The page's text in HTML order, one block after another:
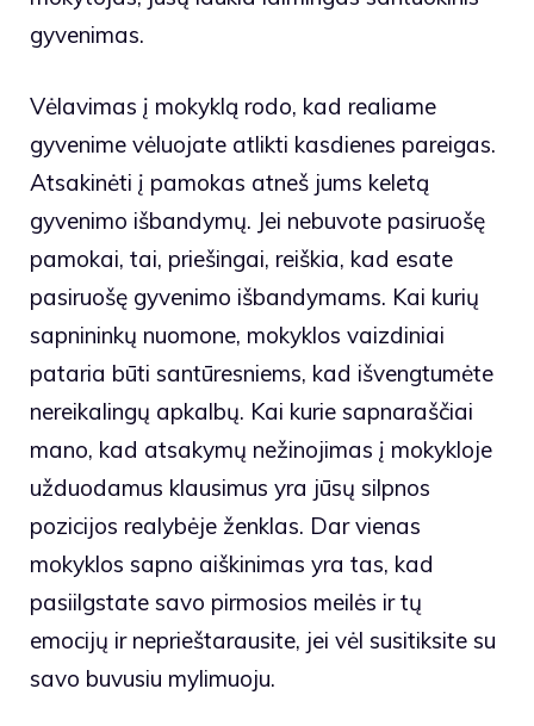
gyvenimas.
Vėlavimas į mokyklą rodo, kad realiame
gyvenime vėluojate atlikti kasdienes pareigas.
Atsakinėti į pamokas atneš jums keletą
gyvenimo išbandymų. Jei nebuvote pasiruošę
pamokai, tai, priešingai, reiškia, kad esate
pasiruošę gyvenimo išbandymams. Kai kurių
sapnininkų nuomone, mokyklos vaizdiniai
pataria būti santūresniems, kad išvengtumėte
nereikalingų apkalbų. Kai kurie sapnaraščiai
mano, kad atsakymų nežinojimas į mokykloje
užduodamus klausimus yra jūsų silpnos
pozicijos realybėje ženklas. Dar vienas
mokyklos sapno aiškinimas yra tas, kad
pasiilgstate savo pirmosios meilės ir tų
emocijų ir neprieštarausite, jei vėl susitiksite su
savo buvusiu mylimuoju.